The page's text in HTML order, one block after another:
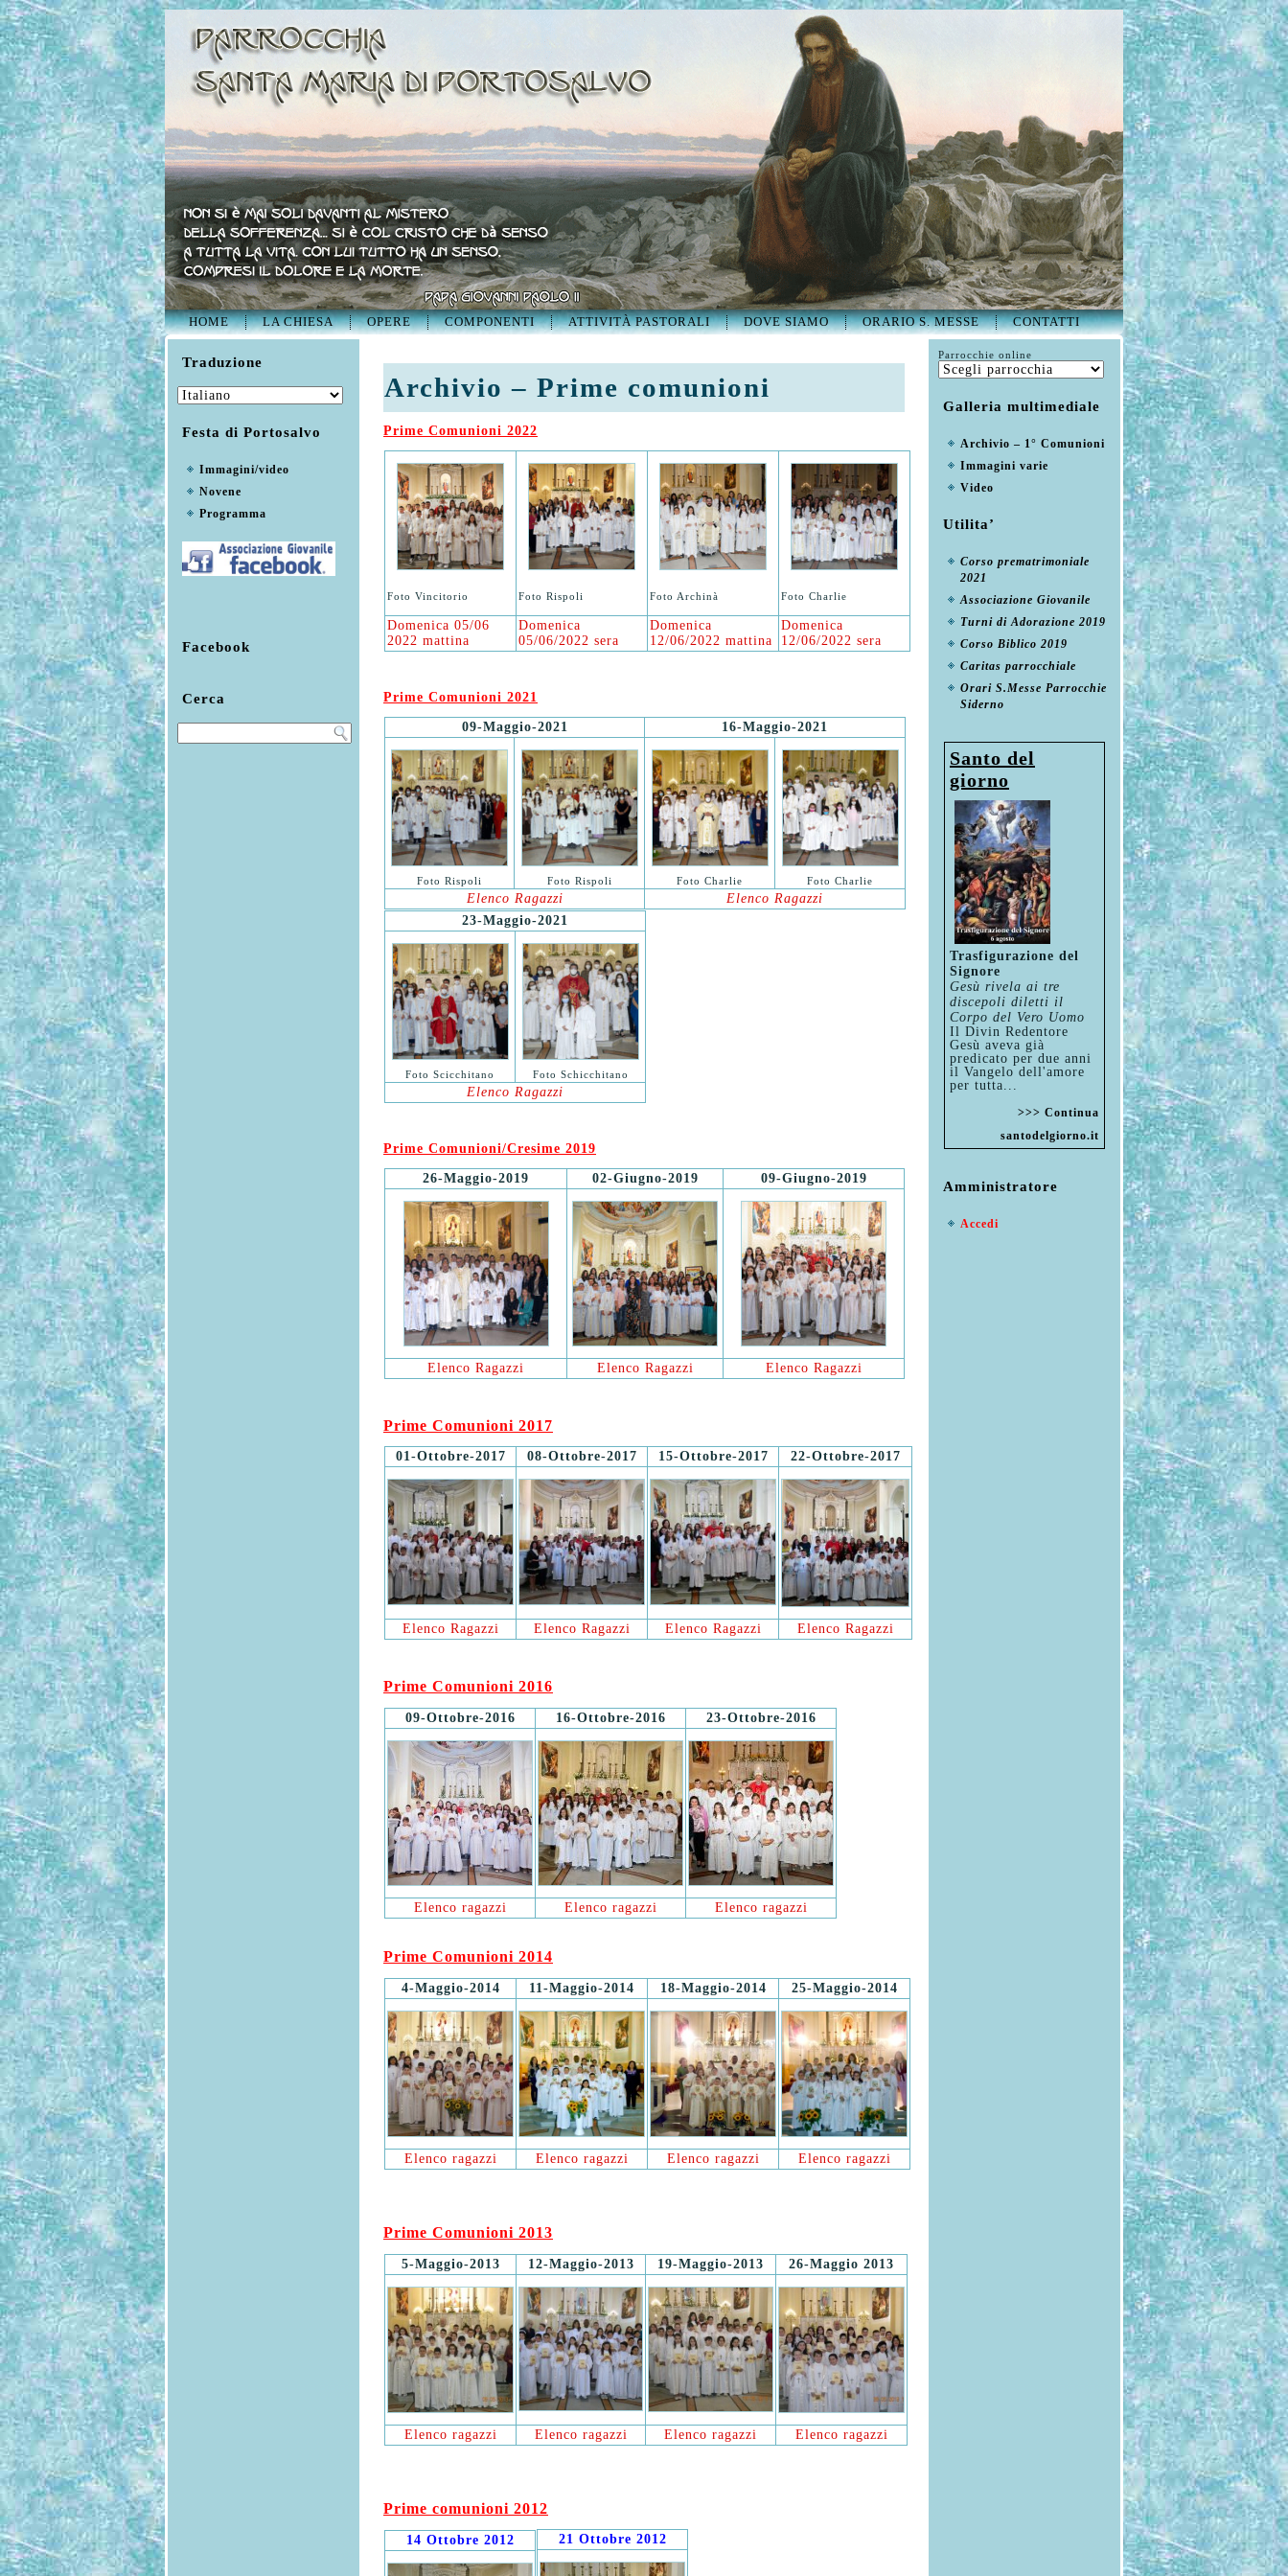
HOME LA CHIESA OPERE COMPONENTI ATTIVITÀ PASTORALI DOVE SIAMO ORARIO S. MESSE CONTATTI
Traduzione
Festa di Portosalvo
Immagini/video
Novene
Programma
Facebook
Cerca
Archivio – Prime comunioni
Prime Comunioni 2022
Foto Vincitorio Foto Rispoli Foto Archinà Foto Charlie
Domenica 05/06
2022 mattina
Domenica
05/06/2022 sera
Domenica
12/06/2022 mattina
Domenica
12/06/2022 sera
Prime Comunioni 2021
09-Maggio-2021 16-Maggio-2021
Foto Rispoli Foto Rispoli Foto Charlie Foto Charlie
Elenco Ragazzi
Elenco Ragazzi
23-Maggio-2021
Foto Scicchitano Foto Schicchitano
Elenco Ragazzi
Prime Comunioni/Cresime 2019
26-Maggio-2019 02-Giugno-2019 09-Giugno-2019
Elenco Ragazzi Elenco Ragazzi Elenco Ragazzi
Prime Comunioni 2017
01-Ottobre-2017 08-Ottobre-2017 15-Ottobre-2017 22-Ottobre-2017
Elenco Ragazzi Elenco Ragazzi Elenco Ragazzi Elenco Ragazzi
Prime Comunioni 2016
09-Ottobre-2016 16-Ottobre-2016 23-Ottobre-2016
Elenco ragazzi Elenco ragazzi Elenco ragazzi
Prime Comunioni 2014
4-Maggio-2014 11-Maggio-2014 18-Maggio-2014 25-Maggio-2014
Elenco ragazzi Elenco ragazzi Elenco ragazzi Elenco ragazzi
Prime Comunioni 2013
5-Maggio-2013 12-Maggio-2013 19-Maggio-2013 26-Maggio 2013
Elenco ragazzi Elenco ragazzi Elenco ragazzi Elenco ragazzi
Prime comunioni 2012
14 Ottobre 2012 21 Ottobre 2012
Parrocchie online
Galleria multimediale
Archivio – 1° Comunioni
Immagini varie
Video
Utilita’
Corso prematrimoniale
2021
Associazione Giovanile
Turni di Adorazione 2019
Corso Biblico 2019
Caritas parrocchiale
Orari S.Messe Parrocchie
Siderno
Santo del
giorno
Trasfigurazione del
Signore
Gesù rivela ai tre
discepoli diletti il
Corpo del Vero Uomo
Il Divin Redentore
Gesù aveva già
predicato per due anni
il Vangelo dell'amore
per tutta...
>>> Continua
santodelgiorno.it
Amministratore
Accedi